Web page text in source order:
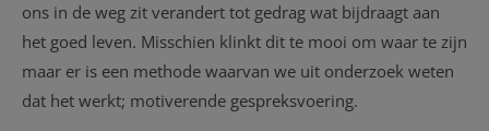
ons in de weg zit verandert tot gedrag wat bijdraagt aan
het goed leven. Misschien klinkt dit te mooi om waar te zijn
maar er is een methode waarvan we uit onderzoek weten
dat het werkt; motiverende gespreksvoering.